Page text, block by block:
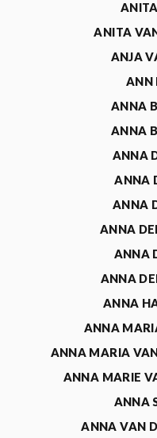
ANITA
ANJA
ANN
ANNA
ANNA
ANNA
ANNA
ANNA
ANNA
ANNA
ANNA
ANNA
ANNA
ANNA MARIA
ANNA MARIE
ANNA
ANNA VAN